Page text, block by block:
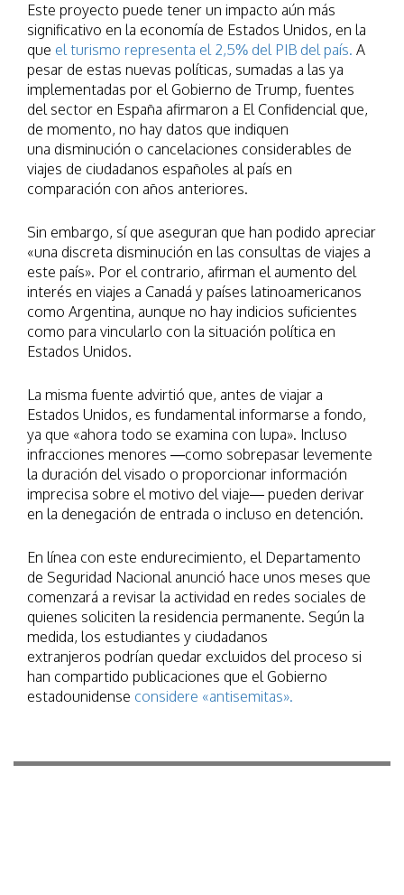
Este proyecto puede tener un impacto aún más
significativo en la economía de Estados Unidos, en la
que el turismo representa el 2,5% del PIB del país. A
pesar de estas nuevas políticas, sumadas a las ya
implementadas por el Gobierno de Trump, fuentes
del sector en España afirmaron a El Confidencial que,
de momento, no hay datos que indiquen
una disminución o cancelaciones considerables de
viajes de ciudadanos españoles al país en
comparación con años anteriores.
Sin embargo, sí que aseguran que han podido apreciar
«una discreta disminución en las consultas de viajes a
este país». Por el contrario, afirman el aumento del
interés en viajes a Canadá y países latinoamericanos
como Argentina, aunque no hay indicios suficientes
como para vincularlo con la situación política en
Estados Unidos.
La misma fuente advirtió que, antes de viajar a
Estados Unidos, es fundamental informarse a fondo,
ya que «ahora todo se examina con lupa». Incluso
infracciones menores —como sobrepasar levemente
la duración del visado o proporcionar información
imprecisa sobre el motivo del viaje— pueden derivar
en la denegación de entrada o incluso en detención.
En línea con este endurecimiento, el Departamento
de Seguridad Nacional anunció hace unos meses que
comenzará a revisar la actividad en redes sociales de
quienes soliciten la residencia permanente. Según la
medida, los estudiantes y ciudadanos
extranjeros podrían quedar excluidos del proceso si
han compartido publicaciones que el Gobierno
estadounidense considere «antisemitas».